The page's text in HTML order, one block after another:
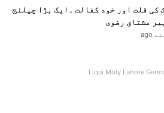
کی قلت اور خود کفالت ۔ایک بڑا چیلنج
مشتاق رضوی
Liqui Moly Lahore